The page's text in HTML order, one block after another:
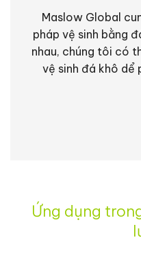
Maslow Global
pháp vệ sinh bằng
nhau, chúng tôi có
vệ sinh đá khô dể
Ứng dụng